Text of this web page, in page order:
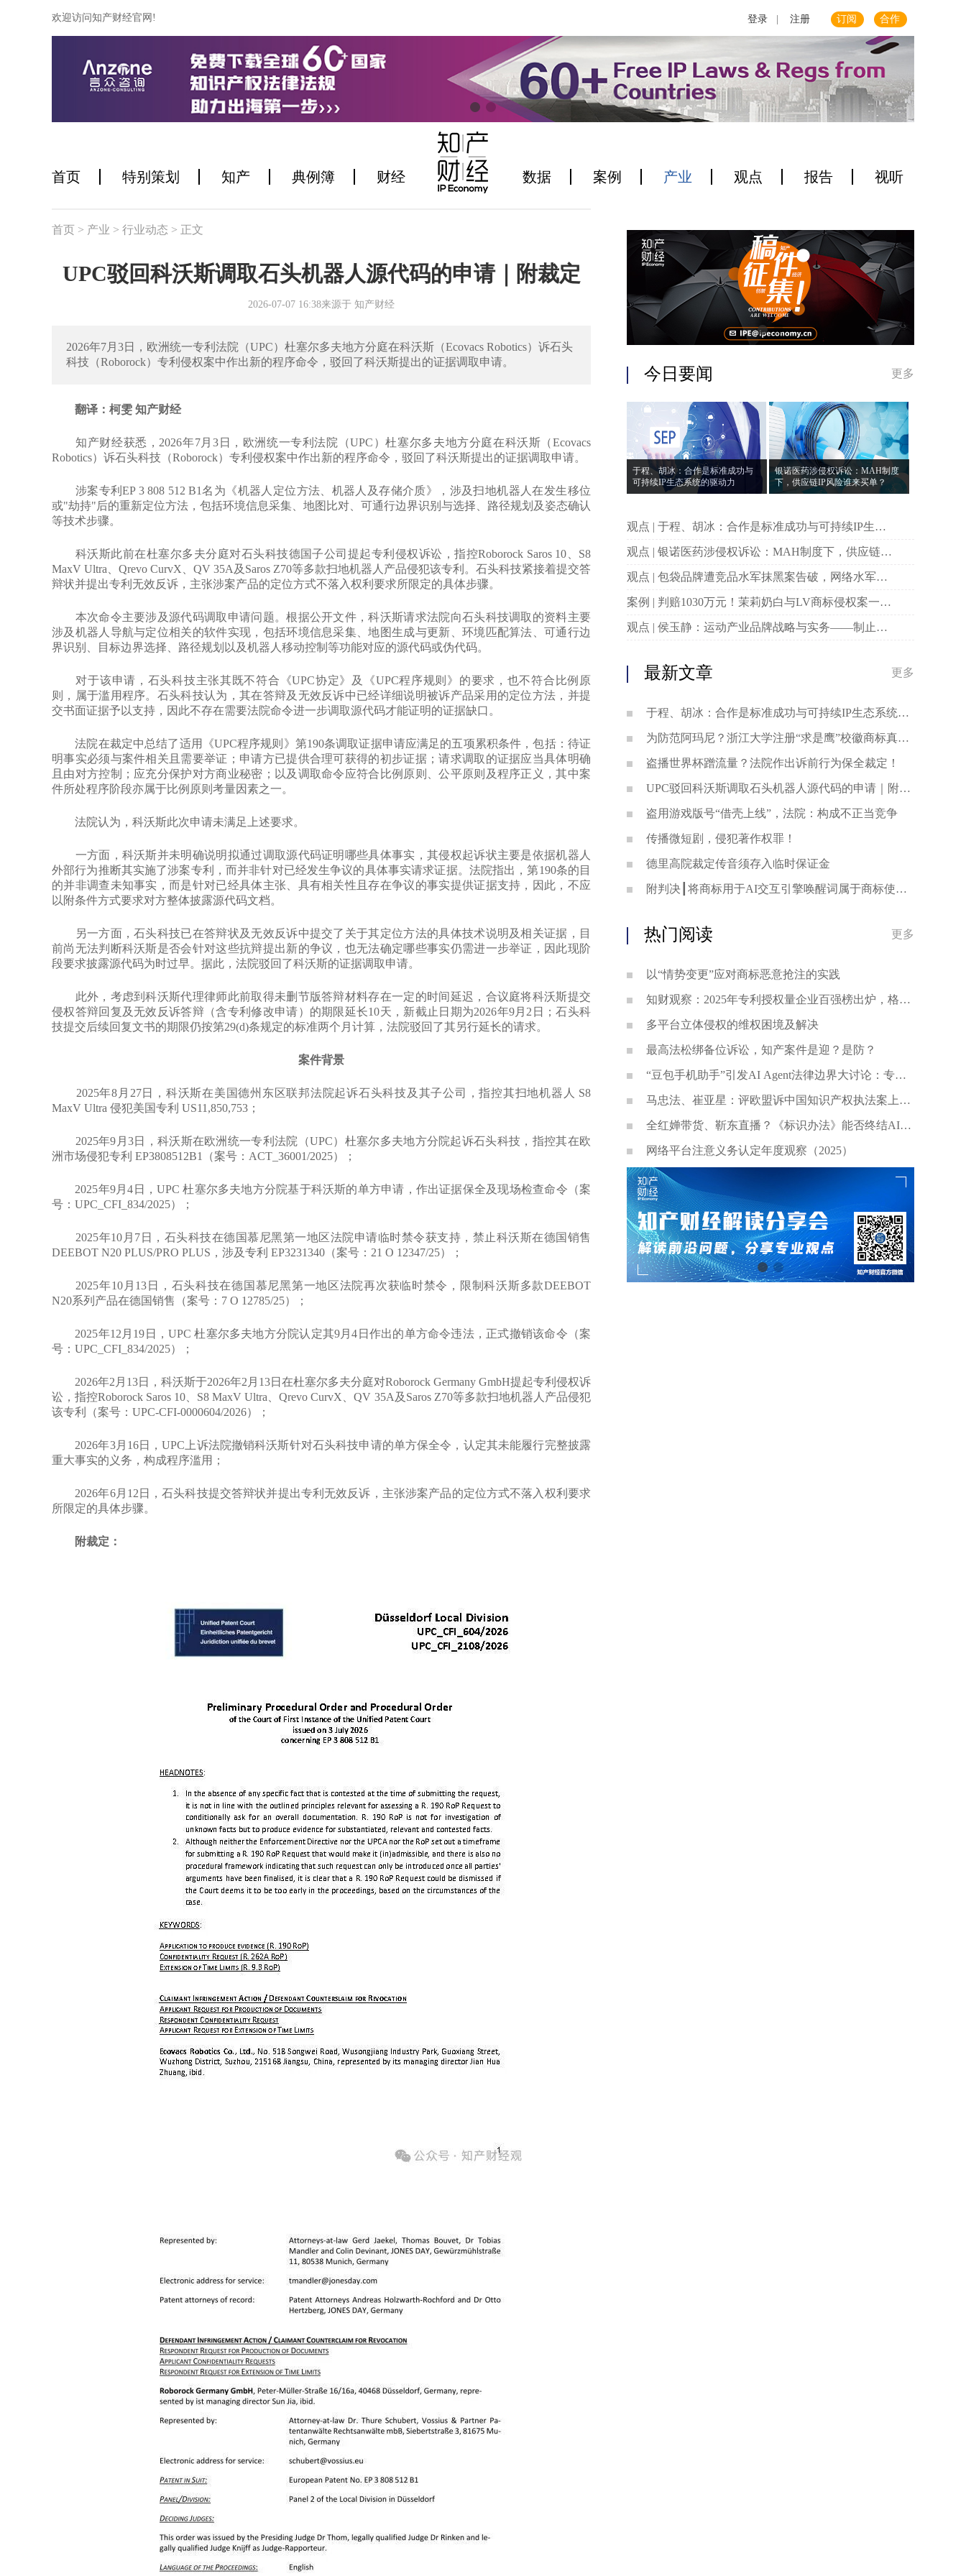
欢迎访问知产财经官网! 登录 注册 订阅 合作
首页 特别策划 知产 典例簿 财经 数据 案例 产业 观点 报告 视听
首页 > 产业 > 行业动态 > 正文
UPC驳回科沃斯调取石头机器人源代码的申请｜附裁定
2026-07-07 16:38来源于 知产财经
2026年7月3日，欧洲统一专利法院（UPC）杜塞尔多夫地方分庭在科沃斯（Ecovacs Robotics）诉石头
科技（Roborock）专利侵权案中作出新的程序命令，驳回了科沃斯提出的证据调取申请。
翻译：柯雯 知产财经
知产财经获悉，2026年7月3日，欧洲统一专利法院（UPC）杜塞尔多夫地方分庭在科沃斯（Ecovacs
Robotics）诉石头科技（Roborock）专利侵权案中作出新的程序命令，驳回了科沃斯提出的证据调取申请。
涉案专利EP 3 808 512 B1名为《机器人定位方法、机器人及存储介质》，涉及扫地机器人在发生移位
或"劫持"后的重新定位方法，包括环境信息采集、地图比对、可通行边界识别与选择、路径规划及姿态确认
等技术步骤。
科沃斯此前在杜塞尔多夫分庭对石头科技德国子公司提起专利侵权诉讼，指控Roborock Saros 10、S8
MaxV Ultra、Qrevo CurvX、QV 35A及Saros Z70等多款扫地机器人产品侵犯该专利。石头科技紧接着提交答
辩状并提出专利无效反诉，主张涉案产品的定位方式不落入权利要求所限定的具体步骤。
本次命令主要涉及源代码调取申请问题。根据公开文件，科沃斯请求法院向石头科技调取的资料主要
涉及机器人导航与定位相关的软件实现，包括环境信息采集、地图生成与更新、环境匹配算法、可通行边
界识别、目标边界选择、路径规划以及机器人移动控制等功能对应的源代码或伪代码。
对于该申请，石头科技主张其既不符合《UPC协定》及《UPC程序规则》的要求，也不符合比例原
则，属于滥用程序。石头科技认为，其在答辩及无效反诉中已经详细说明被诉产品采用的定位方法，并提
交书面证据予以支持，因此不存在需要法院命令进一步调取源代码才能证明的证据缺口。
法院在裁定中总结了适用《UPC程序规则》第190条调取证据申请应满足的五项累积条件，包括：待证
明事实必须与案件相关且需要举证；申请方已提供合理可获得的初步证据；请求调取的证据应当具体明确
且由对方控制；应充分保护对方商业秘密；以及调取命令应符合比例原则、公平原则及程序正义，其中案
件所处程序阶段亦属于比例原则考量因素之一。
法院认为，科沃斯此次申请未满足上述要求。
一方面，科沃斯并未明确说明拟通过调取源代码证明哪些具体事实，其侵权起诉状主要是依据机器人
外部行为推断其实施了涉案专利，而并非针对已经发生争议的具体事实请求证据。法院指出，第190条的目
的并非调查未知事实，而是针对已经具体主张、具有相关性且存在争议的事实提供证据支持，因此，不应
以附条件方式要求对方整体披露源代码文档。
另一方面，石头科技已在答辩状及无效反诉中提交了关于其定位方法的具体技术说明及相关证据，目
前尚无法判断科沃斯是否会针对这些抗辩提出新的争议，也无法确定哪些事实仍需进一步举证，因此现阶
段要求披露源代码为时过早。据此，法院驳回了科沃斯的证据调取申请。
此外，考虑到科沃斯代理律师此前取得未删节版答辩材料存在一定的时间延迟，合议庭将科沃斯提交
侵权答辩回复及无效反诉答辩（含专利修改申请）的期限延长10天，新截止日期为2026年9月2日；石头科
技提交后续回复文书的期限仍按第29(d)条规定的标准两个月计算，法院驳回了其另行延长的请求。
案件背景
2025年8月27日，科沃斯在美国德州东区联邦法院起诉石头科技及其子公司，指控其扫地机器人 S8
MaxV Ultra 侵犯美国专利 US11,850,753；
2025年9月3日，科沃斯在欧洲统一专利法院（UPC）杜塞尔多夫地方分院起诉石头科技，指控其在欧
洲市场侵犯专利 EP3808512B1（案号：ACT_36001/2025）；
2025年9月4日，UPC 杜塞尔多夫地方分院基于科沃斯的单方申请，作出证据保全及现场检查命令（案
号：UPC_CFI_834/2025）；
2025年10月7日，石头科技在德国慕尼黑第一地区法院申请临时禁令获支持，禁止科沃斯在德国销售
DEEBOT N20 PLUS/PRO PLUS，涉及专利 EP3231340（案号：21 O 12347/25）；
2025年10月13日，石头科技在德国慕尼黑第一地区法院再次获临时禁令，限制科沃斯多款DEEBOT
N20系列产品在德国销售（案号：7 O 12785/25）；
2025年12月19日，UPC 杜塞尔多夫地方分院认定其9月4日作出的单方命令违法，正式撤销该命令（案
号：UPC_CFI_834/2025）；
2026年2月13日，科沃斯于2026年2月13日在杜塞尔多夫分庭对Roborock Germany GmbH提起专利侵权诉
讼，指控Roborock Saros 10、S8 MaxV Ultra、Qrevo CurvX、QV 35A及Saros Z70等多款扫地机器人产品侵犯
该专利（案号：UPC-CFI-0000604/2026）；
2026年3月16日，UPC上诉法院撤销科沃斯针对石头科技申请的单方保全令，认定其未能履行完整披露
重大事实的义务，构成程序滥用；
2026年6月12日，石头科技提交答辩状并提出专利无效反诉，主张涉案产品的定位方式不落入权利要求
所限定的具体步骤。
附裁定：
今日要闻 更多
于程、胡冰：合作是标准成功与
可持续IP生态系统的驱动力
银诺医药涉侵权诉讼：MAH制度
下，供应链IP风险谁来买单？
观点 | 于程、胡冰：合作是标准成功与可持续IP生态
系统的驱动力
观点 | 银诺医药涉侵权诉讼：MAH制度下，供应链IP
风险谁来买单？
观点 | 包袋品牌遭竞品水军抹黑案告破，网络水军如
何演变为涉企黑产链条？
案例 | 判赔1030万元！茉莉奶白与LV商标侵权案一审
败诉
观点 | 侯玉静：运动产业品牌战略与实务——制止仿
最新文章 更多
于程、胡冰：合作是标准成功与可持续IP生态系统的
驱动力
为防范阿玛尼？浙江大学注册“求是鹰”校徽商标真相
是→
盗播世界杯蹭流量？法院作出诉前行为保全裁定！
UPC驳回科沃斯调取石头机器人源代码的申请｜附裁
定
盗用游戏版号“借壳上线”，法院：构成不正当竞争
传播微短剧，侵犯著作权罪！
德里高院裁定传音须存入临时保证金
附判决┃将商标用于AI交互引擎唤醒词属于商标使
热门阅读 更多
以“情势变更”应对商标恶意抢注的实践
知财观察：2025年专利授权量企业百强榜出炉，格力
等头部企业引领创新浪潮
多平台立体侵权的维权困境及解决
最高法松绑备位诉讼，知产案件是迎？是防？
“豆包手机助手”引发AI Agent法律边界大讨论：专家
深度剖析数据合规与竞争秩序
马忠法、崔亚星：评欧盟诉中国知识产权执法案上诉
仲裁裁决
全红婵带货、靳东直播？《标识办法》能否终结AI拟
声乱象？
网络平台注意义务认定年度观察（2025）